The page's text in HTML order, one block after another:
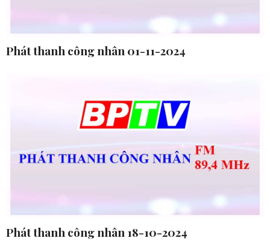
Phát thanh công nhân 01-11-2024
Phát thanh công nhân 18-10-2024